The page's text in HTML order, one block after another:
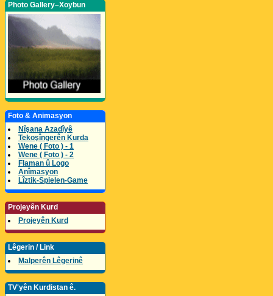
Photo Gallery–Xoybun
Foto & Animasyon
Nîşana Azadîyê
Tekoşîngerên Kurda
Wene ( Foto ) - 1
Wene ( Foto ) - 2
Flaman û Logo
Anîmasyon
Lîztik-Spielen-Game
Projeyên Kurd
Projeyên Kurd
Lêgerin / Link
Malperên Lêgerinê
TV'yên Kurdistan ê.